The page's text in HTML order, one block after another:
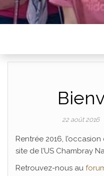
22 août 2016
Rentrée 2016,
site de l’US Chambray
Retrouvez-nous au